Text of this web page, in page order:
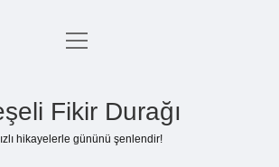
Anasayfa
menüyü
Fikir Durağı
hikayelerle gününü şenlendir!